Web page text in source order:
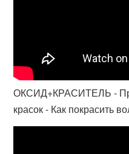
ОКСИД+КРАСИТЕЛЬ -
красок - Как покрасить